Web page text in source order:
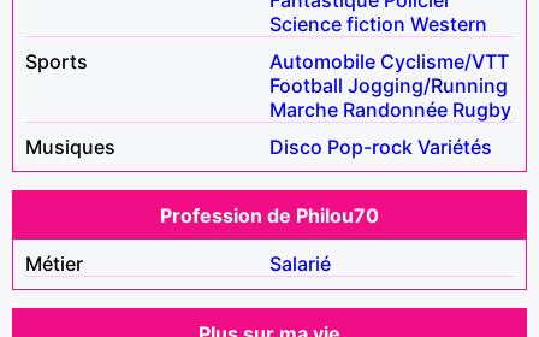
Science fiction Western
Sports
Automobile Cyclisme/VTT
Football Jogging/Running
Marche Randonnée Rugby
Musiques
Disco Pop-rock Variétés
Profession de Philou70
Métier
Salarié